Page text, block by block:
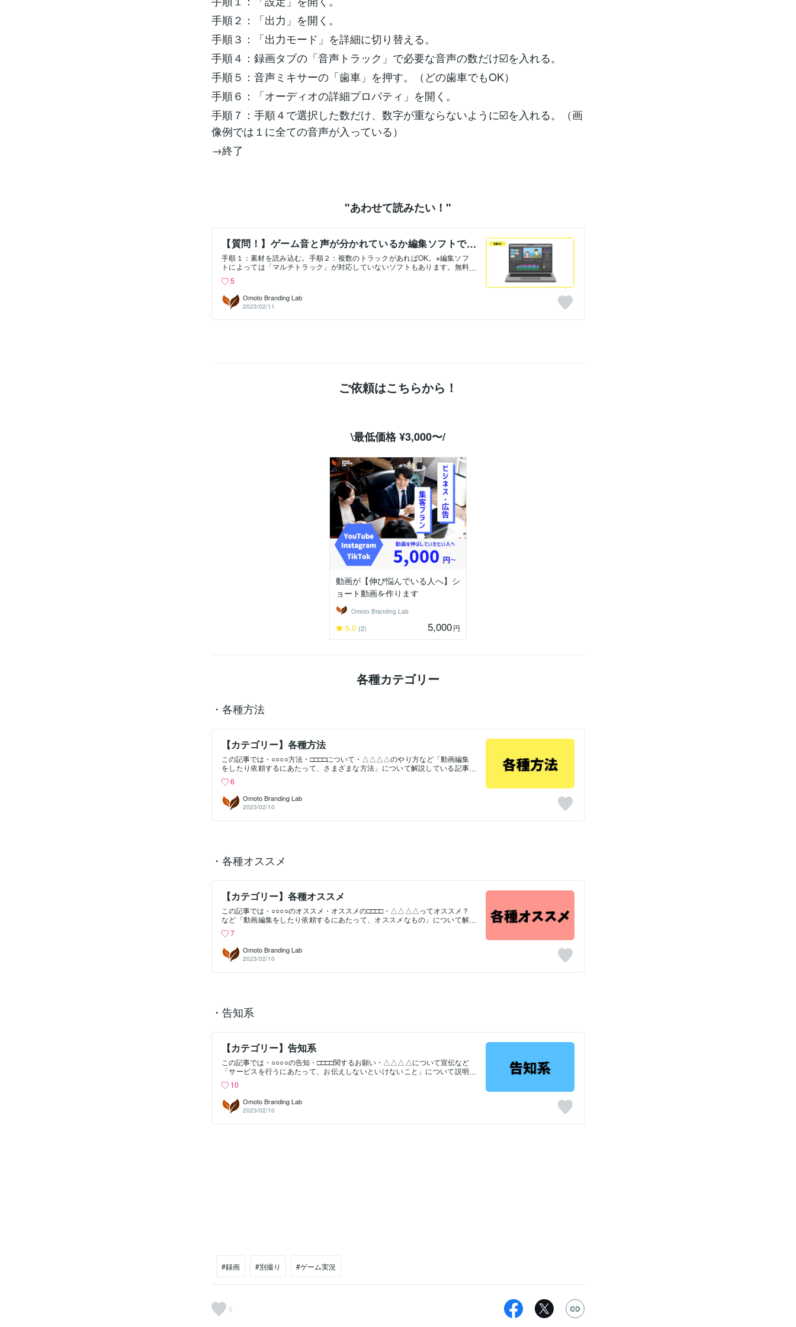
手順２：「出力」を開く。
手順３：「出力モード」を詳細に切り替える。
手順４：録画タブの「音声トラック」で必要な音声の数だけ☑️を入れる。
手順５：音声ミキサーの「歯車」を押す。（どの歯車でもOK）
手順６：「オーディオの詳細プロパティ」を開く。
手順７：手順４で選択した数だけ、数字が重ならないように☑️を入れる。（画
像例では１に全ての音声が入っている）
→終了
"あわせて読みたい！"
【質問！】ゲーム音と声が分かれているか編集ソフトで
の確認方法
手順１：素材を読み込む。手順２：複数のトラックがあればOK。※編集ソフ
トによっては「マルチトラック」が対応していないソフトもあります。無料
0〜"各種カテゴリー・各種方法・各種オススメ・告知系
5
Omoto Branding Lab
2023/02/11
ご依頼はこちらから！
\最低価格 ¥3,000〜/
動画が【伸び悩んでいる人へ】シ
ョート動画を作ります
Omoto Branding Lab
5.0 (2) 5,000円
各種カテゴリー
・各種方法
【カテゴリー】各種方法
この記事では・○○○○方法・□□□□について・△△△△のやり方など「動画編集
をしたり依頼するにあたって、さまざまな方法」について解説している記事
のカテゴリーです。参考にどうぞお使いください。記事一覧ご依頼はこちら
から！"最低価格 ¥3,000〜"各種カテゴリー・各種方法・各種オススメ・告知
系
6
Omoto Branding Lab
2023/02/10
・各種オススメ
【カテゴリー】各種オススメ
この記事では・○○○○のオススメ・オススメの□□□□・△△△△ってオススメ？
など「動画編集をしたり依頼するにあたって、オススメなもの」について解
説している記事のカテゴリーです。参考にどうぞお使いください。記事一
覧・準備中ご依頼はこちらから！"最低価格 ¥3,000〜"各種カテゴリー・各種
方法・各種オススメ・告知系
7
Omoto Branding Lab
2023/02/10
・告知系
【カテゴリー】告知系
この記事では・○○○○の告知・□□□□関するお願い・△△△△について宣伝など
「サービスを行うにあたって、お伝えしないといけないこと」について説明
している記事のカテゴリーです。記事一覧ご依頼はこちらから！"最低価格
¥3,000〜"各種カテゴリー・各種方法・各種オススメ・告知系
10
Omoto Branding Lab
2023/02/10
#録画 #別撮り #ゲーム実況
5